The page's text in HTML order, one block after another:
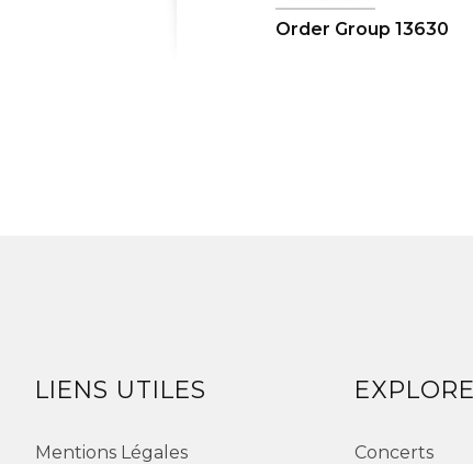
Order Group 13630
LIENS UTILES
Mentions Légales Concerts